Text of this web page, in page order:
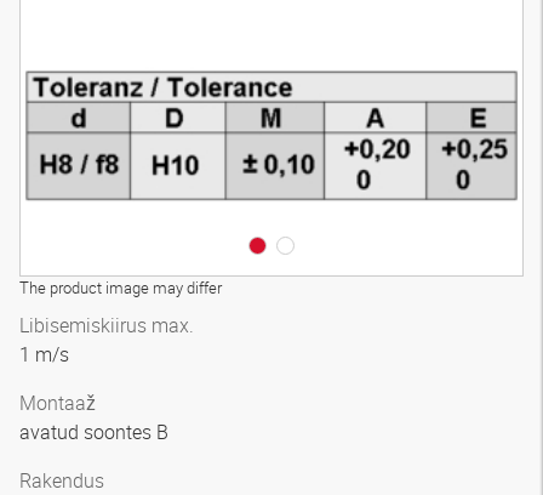
The product image may differ
Libisemiskiirus max.
1 m/s
Montaaž
avatud soontes B
Rakendus